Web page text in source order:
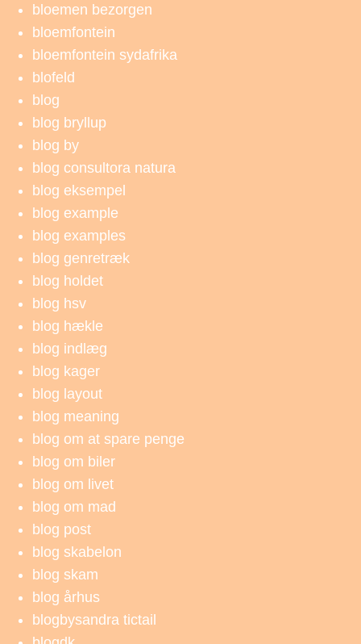
bloemen bezorgen
bloemfontein
bloemfontein sydafrika
blofeld
blog
blog bryllup
blog by
blog consultora natura
blog eksempel
blog example
blog examples
blog genretræk
blog holdet
blog hsv
blog hækle
blog indlæg
blog kager
blog layout
blog meaning
blog om at spare penge
blog om biler
blog om livet
blog om mad
blog post
blog skabelon
blog skam
blog århus
blogbysandra tictail